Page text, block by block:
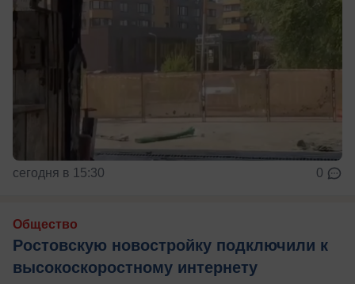
сегодня в 15:30 0
Общество
Ростовскую новостройку подключили к
высокоскоростному интернету